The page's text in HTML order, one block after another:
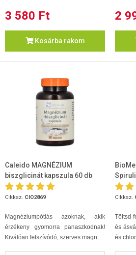
3 580 Ft
Kosárba rakom
2
Caleido MAGNÉZIUM
biszglicinát kapszula 60 db
Cikksz. CIO2869
Magnéziumpótlás azoknak, akik
érzékeny gyomorra panaszkodnak!
Kiválóan felszívódó, szerves magn...
Cikksz.
Töltsd
és
és